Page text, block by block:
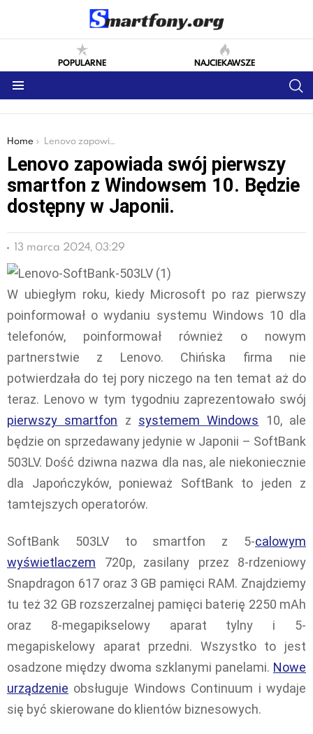
POPULARNE NAJCIEKAWSZE
You are here:
Home Lenovo zapowiada swój pierwszy smartfon z Windowsem 10. Będzie dostępny w Japonii.
Lenovo zapowiada swój pierwszy
smartfon z Windowsem 10. Będzie
dostępny w Japonii.
13 marca 2024, 03:29
W ubiegłym roku, kiedy Microsoft po raz pierwszy
poinformował o wydaniu systemu Windows 10 dla
telefonów, poinformował również o nowym
partnerstwie z Lenovo. Chińska firma nie
potwierdzała do tej pory niczego na ten temat aż do
teraz. Lenovo w tym tygodniu zaprezentowało swój
pierwszy smartfon z systemem Windows 10, ale
będzie on sprzedawany jedynie w Japonii – SoftBank
503LV. Dość dziwna nazwa dla nas, ale niekoniecznie
dla Japończyków, ponieważ SoftBank to jeden z
tamtejszych operatorów.
SoftBank 503LV to smartfon z 5-calowym
wyświetlaczem 720p, zasilany przez 8-rdzeniowy
Snapdragon 617 oraz 3 GB pamięci RAM. Znajdziemy
tu też 32 GB rozszerzalnej pamięci baterię 2250 mAh
oraz 8-megapikselowy aparat tylny i 5-
megapiskelowy aparat przedni. Wszystko to jest
osadzone między dwoma szklanymi panelami. Nowe
urządzenie obsługuje Windows Continuum i wydaje
się być skierowane do klientów biznesowych.